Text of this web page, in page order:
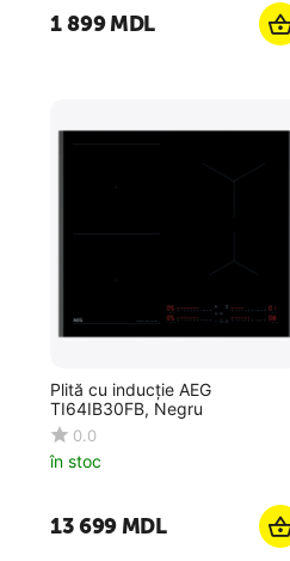
1 899MDL
Plită cu inducție AEG
TI64IB30FB, Negru
0.0
în stoc
13 699MDL